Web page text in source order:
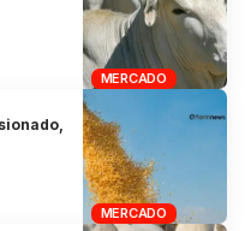
MERCADO
MERCADO